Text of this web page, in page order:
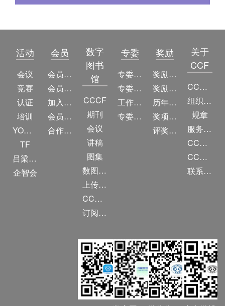
活动
会议
竞赛
认证
培训
YOCSEF
TF
吕梁振兴
企智会
会员
会员简介
会员权益
加入CCF
会员交费
合作伙伴
数字
图书
馆
CCCF
期刊
会议
讲稿
图集
数图编审委员会
上传/发布作品
CCF DL Focus
订阅《计算》
专委
专委简介
专委条例
工作问答
专委名单
奖励
奖励动态
奖励目录
历年获奖名单
奖项推荐
评奖条例
关于
CCF
CCF简介
组织机构
规章
服务项目
CCF大事记
CCF创建60周年
联系我们